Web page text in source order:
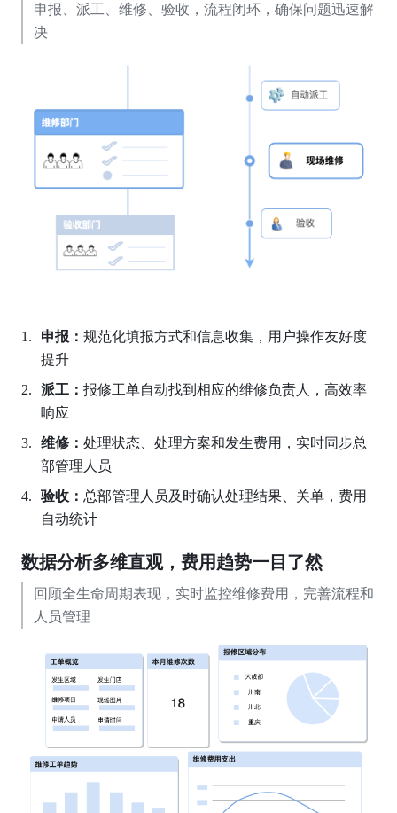
申报、派工、维修、验收，流程闭环，确保问题迅速解
决
申报： 规范化填报方式和信息收集，用户操作友好度
提升
派工： 报修工单自动找到相应的维修负责人，高效率
响应
维修： 处理状态、处理方案和发生费用，实时同步总
部管理人员
验收： 总部管理人员及时确认处理结果、关单，费用
自动统计
数据分析多维直观，费用趋势一目了然
回顾全生命周期表现，实时监控维修费用，完善流程和
人员管理